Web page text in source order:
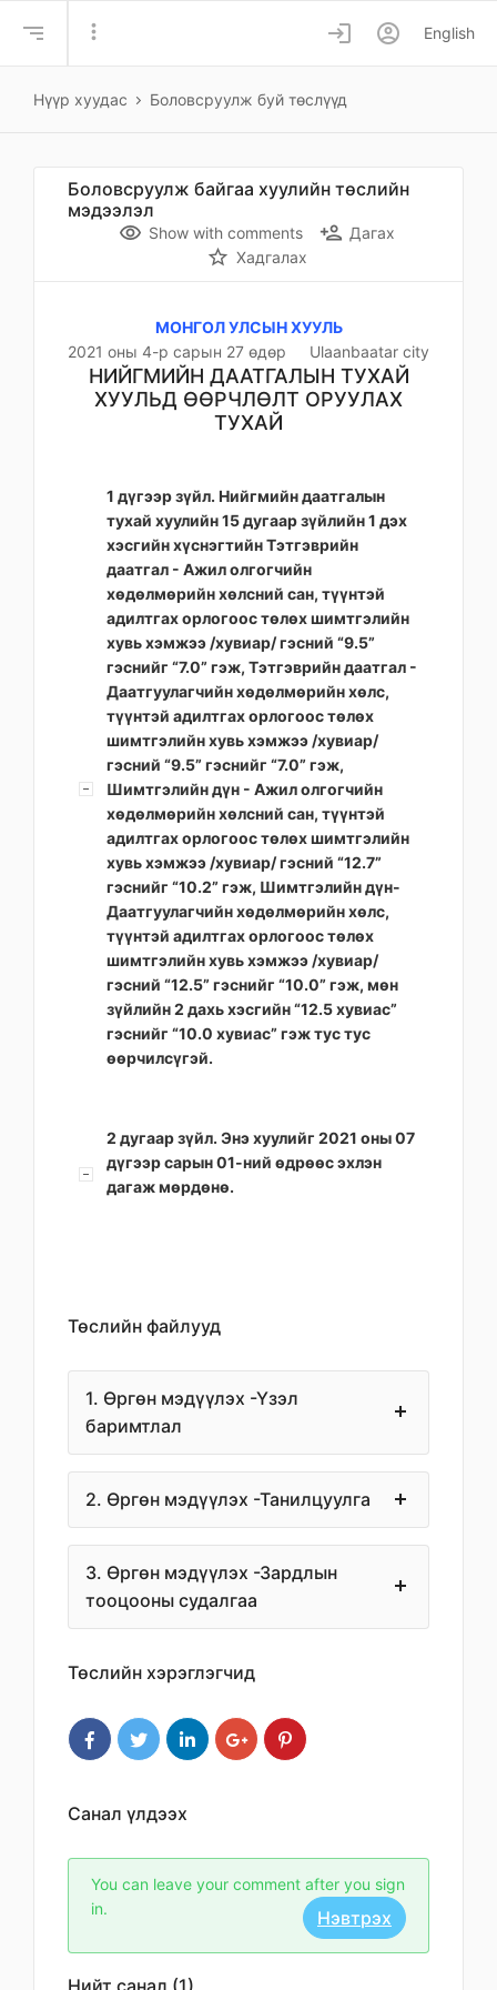
more_vert login account_circle English
Нүүр хуудас Боловсруулж буй төслүүд
Боловсруулж байгаа хуулийн төслийн
мэдээлэл
remove_red_eye Show with comments person_add Дагах
star_border Хадгалах
МОНГОЛ УЛСЫН ХУУЛЬ
2021 оны 4-р сарын 27 өдөр
Ulaanbaatar city
НИЙГМИЙН ДААТГАЛЫН ТУХАЙ
ХУУЛЬД ӨӨРЧЛӨЛТ ОРУУЛАХ
ТУХАЙ
1 дүгээр зүйл. Нийгмийн даатгалын
тухай хуулийн 15 дугаар зүйлийн 1 дэх
хэсгийн хүснэгтийн Тэтгэврийн
даатгал - Ажил олгогчийн
хөдөлмөрийн хөлсний сан, түүнтэй
адилтгах орлогоос төлөх шимтгэлийн
хувь хэмжээ /хувиар/ гэсний “9.5”
гэснийг “7.0” гэж, Тэтгэврийн даатгал -
Даатгуулагчийн хөдөлмөрийн хөлс,
түүнтэй адилтгах орлогоос төлөх
шимтгэлийн хувь хэмжээ /хувиар/
гэсний “9.5” гэснийг “7.0” гэж,
Шимтгэлийн дүн - Ажил олгогчийн
хөдөлмөрийн хөлсний сан, түүнтэй
адилтгах орлогоос төлөх шимтгэлийн
хувь хэмжээ /хувиар/ гэсний “12.7”
гэснийг “10.2” гэж, Шимтгэлийн дүн-
Даатгуулагчийн хөдөлмөрийн хөлс,
түүнтэй адилтгах орлогоос төлөх
шимтгэлийн хувь хэмжээ /хувиар/
гэсний “12.5” гэснийг “10.0” гэж, мөн
зүйлийн 2 дахь хэсгийн “12.5 хувиас”
гэснийг “10.0 хувиас” гэж тус тус
өөрчилсүгэй.
2 дугаар зүйл. Энэ хуулийг 2021 оны 07
дүгээр сарын 01-ний өдрөөс эхлэн
дагаж мөрдөнө.
Төслийн файлууд
1. Өргөн мэдүүлэх -Үзэл
баримтлал
2. Өргөн мэдүүлэх -Танилцуулга
3. Өргөн мэдүүлэх -Зардлын
тооцооны судалгаа
Төслийн хэрэглэгчид
Санал үлдээх
You can leave your comment after you sign
in.
Нэвтрэх
Нийт санал (1)